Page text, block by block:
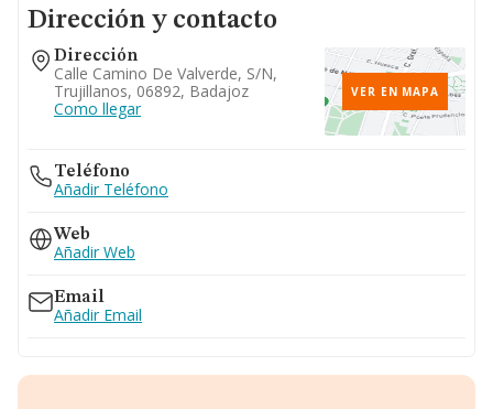
Dirección y contacto
Dirección
Calle Camino De Valverde, S/n,
Trujillanos, 06892, Badajoz
Como llegar
VER EN MAPA
Teléfono
Añadir Teléfono
Web
Añadir Web
Email
Añadir Email